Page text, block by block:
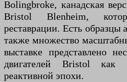
Bolingbroke, канадская
Bristol Blenheim,
реставрации. Есть образцы
также множество
выставке представлено
двигателей Bristol
реактивной эпохи.